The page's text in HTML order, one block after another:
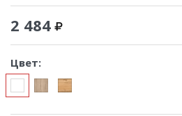
2 484
Цвет: